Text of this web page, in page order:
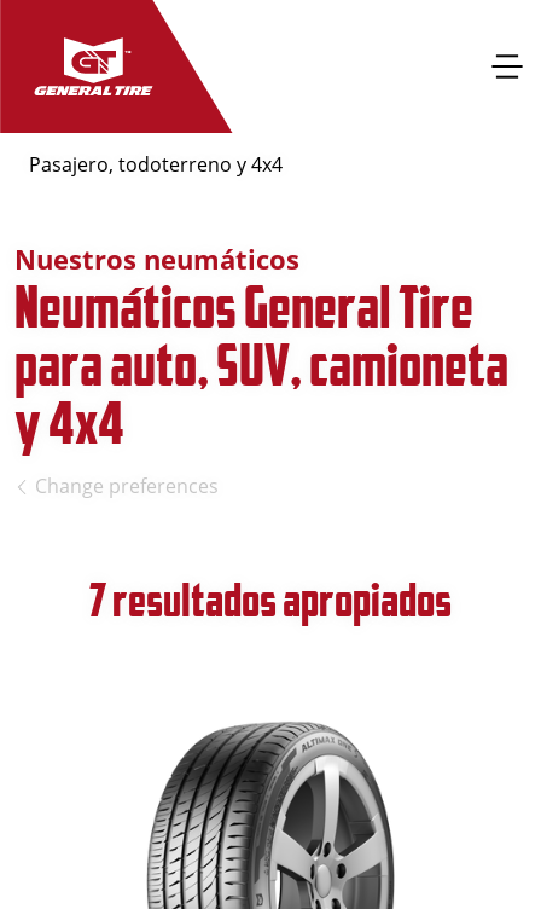
Pasajero, todoterreno y 4x4
Nuestros neumáticos
Neumáticos General Tire
para auto, SUV, camioneta
y 4x4
Change preferences
7 resultados apropiados